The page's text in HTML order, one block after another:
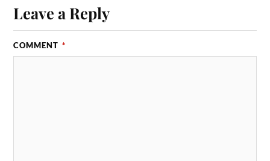
Leave a Reply
COMMENT *